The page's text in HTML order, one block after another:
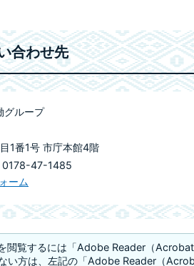
合わせ先
グループ
1番1号 市庁本館4階
0178-47-1485
ーム
閲覧するには「Adobe Reader（
い方は、左記の「Adobe Reader（